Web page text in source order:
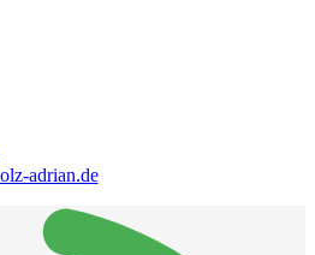
adrian.de